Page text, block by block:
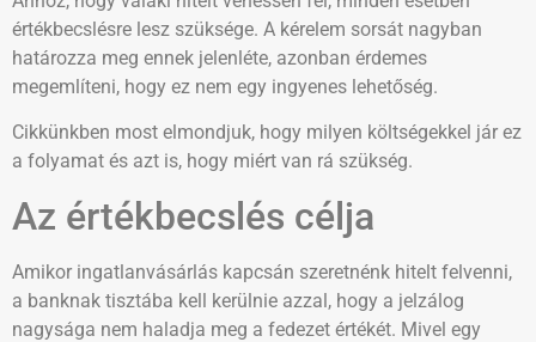
értékbecslésre lesz szüksége. A kérelem sorsát nagyban
határozza meg ennek jelenléte, azonban érdemes
megemlíteni, hogy ez nem egy ingyenes lehetőség.
Cikkünkben most elmondjuk, hogy milyen költségekkel jár ez
a folyamat és azt is, hogy miért van rá szükség.
Az értékbecslés célja
Amikor ingatlanvásárlás kapcsán szeretnénk hitelt felvenni,
a banknak tisztába kell kerülnie azzal, hogy a jelzálog
nagysága nem haladja meg a fedezet értékét. Mivel egy